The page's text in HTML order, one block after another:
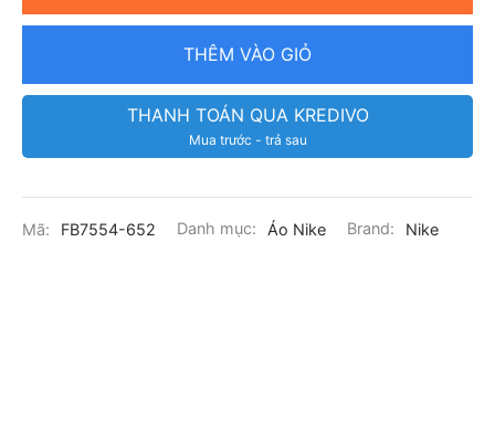
THÊM VÀO GIỎ
THANH TOÁN QUA KREDIVO
Mua trước - trả sau
Mã: FB7554-652 Danh mục: Áo Nike Brand: Nike